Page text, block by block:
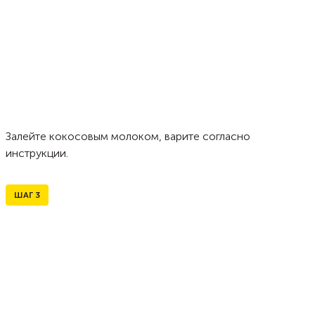
Залейте кокосовым молоком, варите согласно
инструкции.
ШАГ 3